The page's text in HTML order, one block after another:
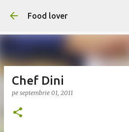
Treceți la conținutul
Food lover
Chef Dini
pe septembrie 01, 2011